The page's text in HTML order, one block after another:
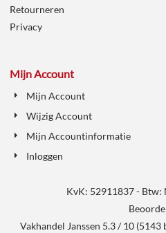
Retourneren
Privacy
Mijn Account
Mijn Account
Wijzig Account
Mijn Accountinformatie
Inloggen
KvK: 52911837 - Btw:
Vakhandel Janssen 5.3/10 (5143